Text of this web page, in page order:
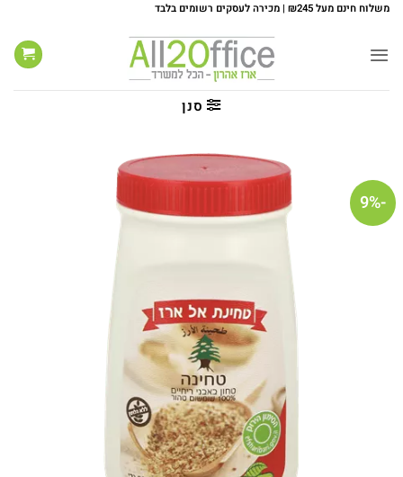
Skip
content
משלוח חינם מעל ₪245 | מכירה לעסקים רשומים בלבד
סנן
-9%